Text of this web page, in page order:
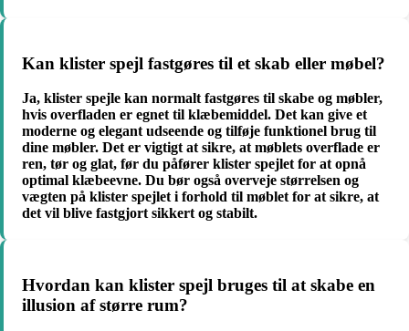
Kan klister spejl fastgøres til et skab eller møbel?
Ja, klister spejle kan normalt fastgøres til skabe og møbler,
hvis overfladen er egnet til klæbemiddel. Det kan give et
moderne og elegant udseende og tilføje funktionel brug til
dine møbler. Det er vigtigt at sikre, at møblets overflade er
ren, tør og glat, før du påfører klister spejlet for at opnå
optimal klæbeevne. Du bør også overveje størrelsen og
vægten på klister spejlet i forhold til møblet for at sikre, at
det vil blive fastgjort sikkert og stabilt.
Hvordan kan klister spejl bruges til at skabe en
illusion af større rum?